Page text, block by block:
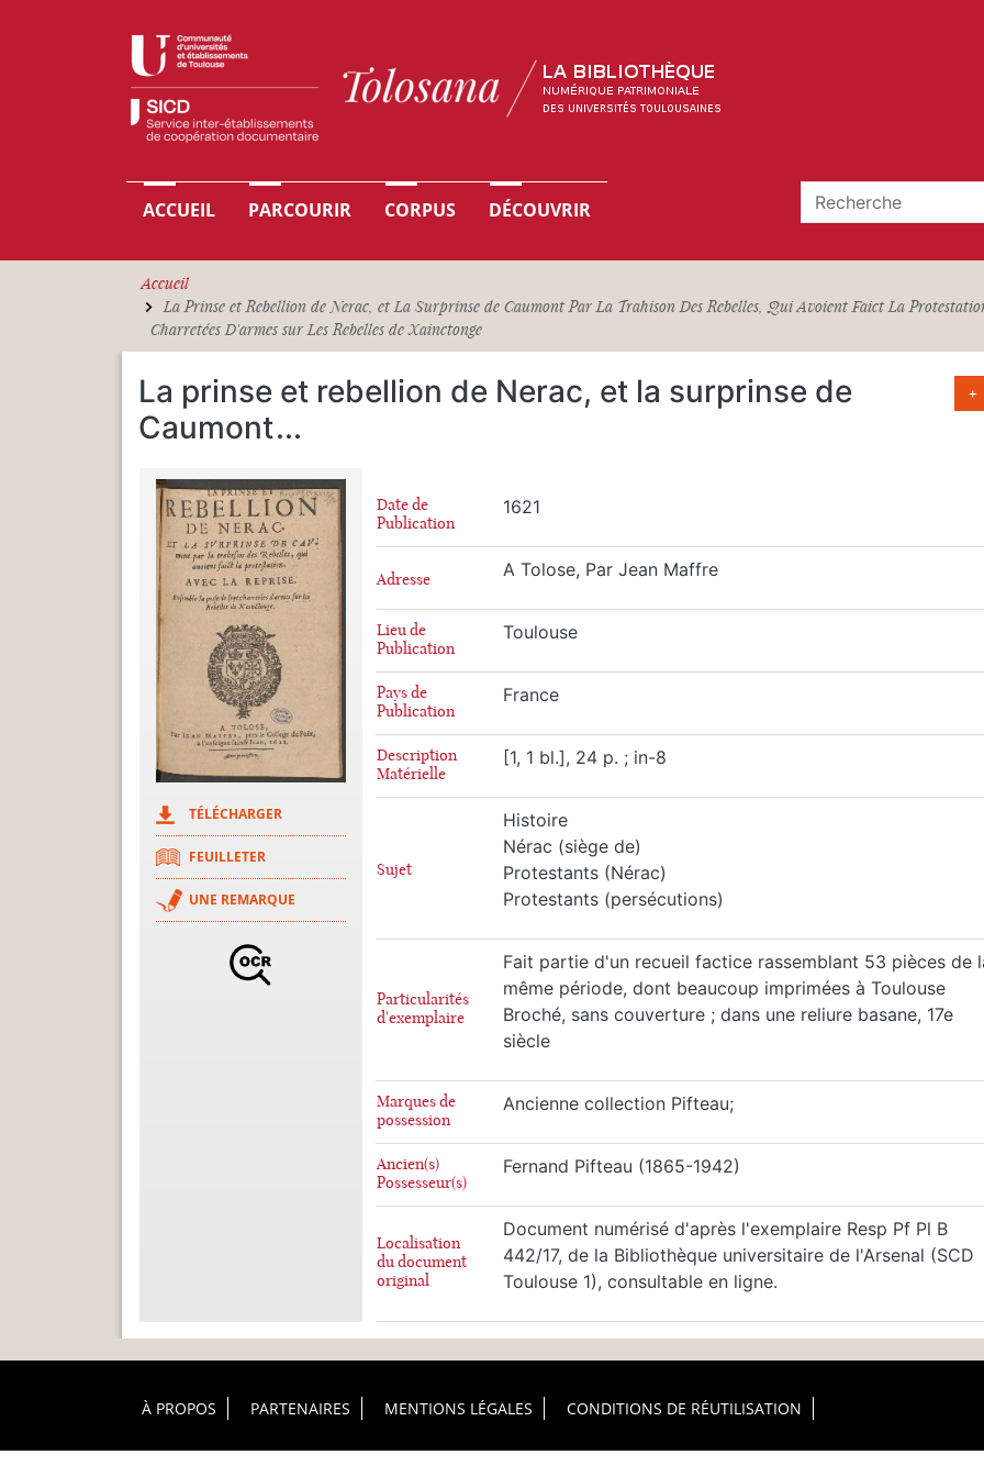
Navigation principale
ACCUEIL PARCOURIR CORPUS DÉCOUVRIR
Accueil
La Prinse et Rebellion de Nerac, et La Surprinse de Caumont Par La Trahison Des Rebelles, Qui Avoient Faict La
Charretées D'armes sur Les Rebelles de Xainctonge
La prinse et rebellion de Nerac, et la surprinse de
Caumont...
+
TÉLÉCHARGER
FEUILLETER
UNE REMARQUE
Date de
Publication
1621
Adresse A Tolose, Par Jean Maffre
Lieu de
Publication
Toulouse
Pays de
Publication
France
Description
Matérielle
[1, 1 bl.], 24 p. ; in-8
Sujet
Histoire
Nérac (siège de)
Protestants (Nérac)
Protestants (persécutions)
Particularités
d'exemplaire
Fait partie d'un recueil factice rassemblant 53 pièces de
même période, dont beaucoup imprimées à Toulouse
Broché, sans couverture ; dans une reliure basane, 17e
siècle
Marques de
possession
Ancienne collection Pifteau;
Ancien(s)
Possesseur(s)
Fernand Pifteau (1865-1942)
Localisation
du document
original
Document numérisé d'après l'exemplaire Resp Pf Pl B
442/17, de la Bibliothèque universitaire de l'Arsenal (SCD
Toulouse 1), consultable en ligne.
Footer Principal
À PROPOS PARTENAIRES MENTIONS LÉGALES CONDITIONS DE RÉUTILISATION